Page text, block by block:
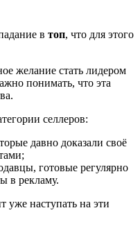
в топ, что для этого
желание стать лидером
понимать, что эта
селлеров:
давно доказали своё
готовые регулярно
в рекламу.